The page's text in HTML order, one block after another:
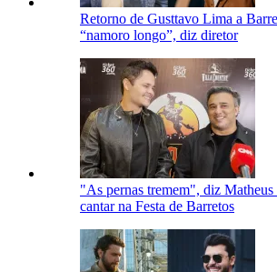
Retorno de Gusttavo Lima a
“namoro longo”, diz diretor
"As pernas tremem", diz Matheus
cantar na Festa de Barretos